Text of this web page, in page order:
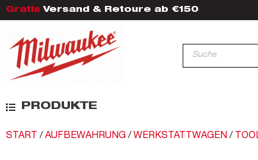
Gratis Versand & Retoure ab €150
PRODUKTE
START / AUFBEWAHRUNG / WERKSTATTWAGEN /